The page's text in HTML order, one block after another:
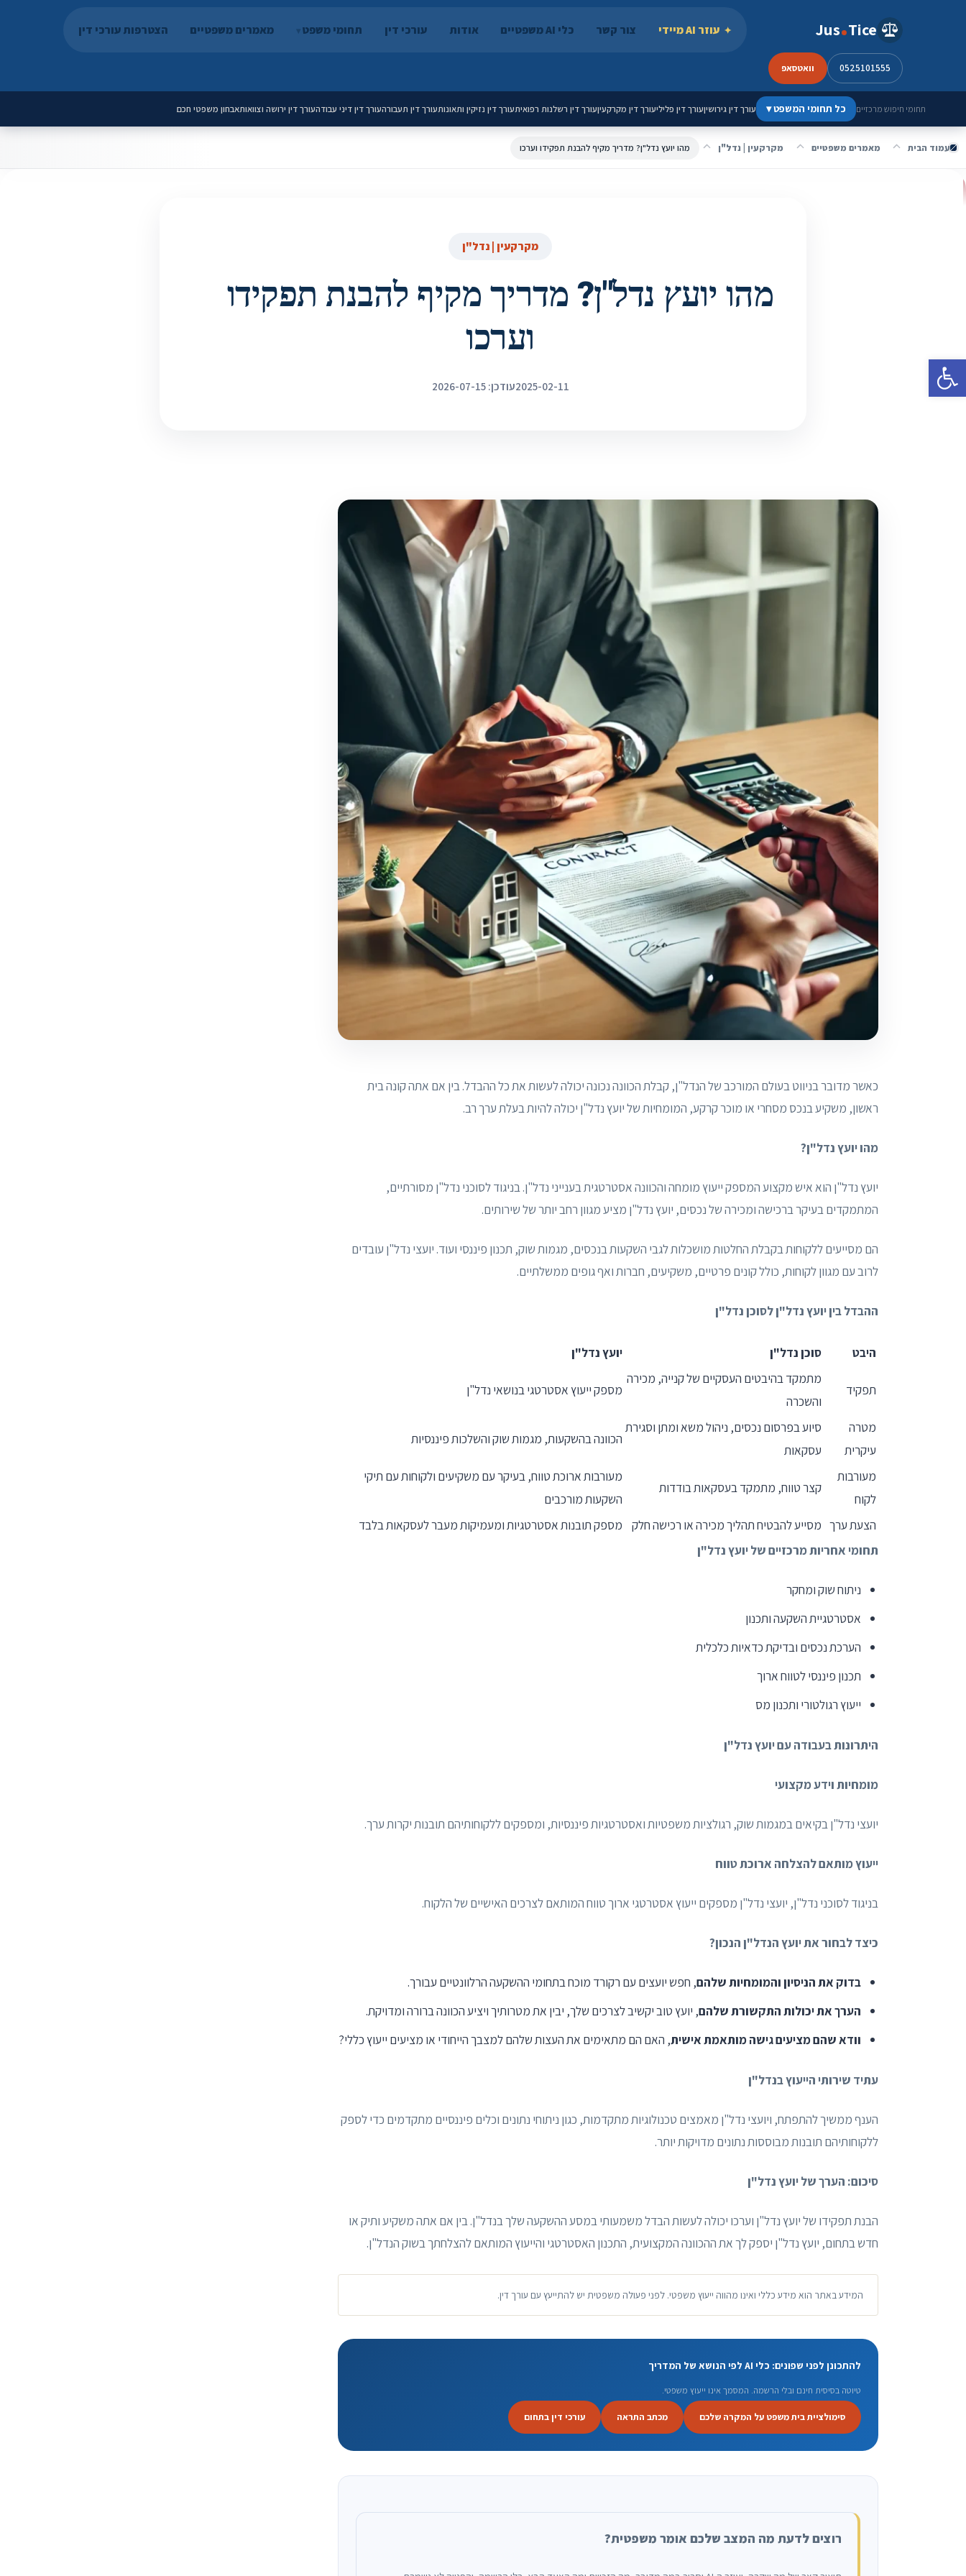
פתח סרגל נגישות
Jus Tice עוזר AI מיידי צור קשר כלי AI משפטיים אודות עורכי דין תחומי משפט מאמרים משפטיים הצטרפות עורכי דין
0525101555 וואטסאפ
תחומי חיפוש מרכזיים כל תחומי המשפט▾ עורך דין גירושיןעורך דין פליליעורך דין מקרקעיןעורך דין רשלנות רפואיתעורך דין נזיקין ותאונותעורך דין תעבורהעורך דין דיני עבודהעורך דין ירושה וצוואותאבחון משפטי חכם
עמוד הבית מאמרים משפטיים מקרקעין | נדל"ן מהו יועץ נדל"ן? מדריך מקיף להבנת תפקידו וערכו
מקרקעין | נדל"ן
מהו יועץ נדל"ן? מדריך מקיף להבנת תפקידו
וערכו
2025-02-11עודכן: 2026-07-15
כאשר מדובר בניווט בעולם המורכב של הנדל"ן, קבלת הכוונה נכונה יכולה לעשות את כל ההבדל. בין אם אתה קונה בית
ראשון, משקיע בנכס מסחרי או מוכר קרקע, המומחיות של יועץ נדל"ן יכולה להיות בעלת ערך רב.
מהו יועץ נדל"ן?
יועץ נדל"ן הוא איש מקצוע המספק ייעוץ מומחה והכוונה אסטרטגית בענייני נדל"ן. בניגוד לסוכני נדל"ן מסורתיים,
המתמקדים בעיקר ברכישה ומכירה של נכסים, יועץ נדל"ן מציע מגוון רחב יותר של שירותים.
הם מסייעים ללקוחות בקבלת החלטות מושכלות לגבי השקעות בנכסים, מגמות שוק, תכנון פיננסי ועוד. יועצי נדל"ן עובדים
לרוב עם מגוון לקוחות, כולל קונים פרטיים, משקיעים, חברות ואף גופים ממשלתיים.
ההבדל בין יועץ נדל"ן לסוכן נדל"ן
היבט סוכן נדל"ן יועץ נדל"ן
תפקיד
מתמקד בהיבטים העסקיים של קנייה, מכירה
והשכרה
מספק ייעוץ אסטרטגי בנושאי נדל"ן
מטרה
עיקרית
סיוע בפרסום נכסים, ניהול משא ומתן וסגירת
עסקאות
הכוונה בהשקעות, מגמות שוק והשלכות פיננסיות
מעורבות
לקוח
קצר טווח, מתמקד בעסקאות בודדות
מעורבות ארוכת טווח, בעיקר עם משקיעים ולקוחות עם תיקי
השקעות מורכבים
הצעת ערך מסייע להבטיח תהליך מכירה או רכישה חלק
מספק תובנות אסטרטגיות ומעמיקות מעבר לעסקאות בלבד
תחומי אחריות מרכזיים של יועץ נדל"ן
ניתוח שוק ומחקר
אסטרטגיית השקעה ותכנון
הערכת נכסים ובדיקת כדאיות כלכלית
תכנון פיננסי לטווח ארוך
ייעוץ רגולטורי ותכנון מס
היתרונות בעבודה עם יועץ נדל"ן
מומחיות וידע מקצועי
יועצי נדל"ן בקיאים במגמות שוק, רגולציות משפטיות ואסטרטגיות פיננסיות, ומספקים ללקוחותיהם תובנות יקרות ערך.
ייעוץ מותאם להצלחה ארוכת טווח
בניגוד לסוכני נדל"ן, יועצי נדל"ן מספקים ייעוץ אסטרטגי ארוך טווח המותאם לצרכים האישיים של הלקוח.
כיצד לבחור את יועץ הנדל"ן הנכון?
בדוק את הניסיון והמומחיות שלהם, חפש יועצים עם רקורד מוכח בתחומי ההשקעה הרלוונטיים עבורך.
הערך את יכולות התקשורת שלהם, יועץ טוב יקשיב לצרכים שלך, יבין את מטרותיך ויציע הכוונה ברורה ומדויקת.
וודא שהם מציעים גישה מותאמת אישית, האם הם מתאימים את העצות שלהם למצבך הייחודי או מציעים ייעוץ כללי?
עתיד שירותי הייעוץ בנדל"ן
הענף ממשיך להתפתח, ויועצי נדל"ן מאמצים טכנולוגיות מתקדמות, כגון ניתוחי נתונים וכלים פיננסיים מתקדמים כדי לספק
ללקוחותיהם תובנות מבוססות נתונים מדויקות יותר.
סיכום: הערך של יועץ נדל"ן
הבנת תפקידו של יועץ נדל"ן וערכו יכולה לעשות הבדל משמעותי במסע ההשקעה שלך בנדל"ן. בין אם אתה משקיע ותיק או
חדש בתחום, יועץ נדל"ן יספק לך את ההכוונה המקצועית, התכנון האסטרטגי והייעוץ המותאם להצלחתך בשוק הנדל"ן.
המידע באתר הוא מידע כללי ואינו מהווה ייעוץ משפטי. לפני פעולה משפטית יש להתייעץ עם עורך דין.
להתכונן לפני שפונים: כלי AI לפי הנושא של המדריך
טיוטה בסיסית חינם ובלי הרשמה. המסמך אינו ייעוץ משפטי.
סימולציית בית משפט על המקרה שלכם מכתב התראה עורכי דין בתחום
רוצים לדעת מה המצב שלכם אומר משפטית?